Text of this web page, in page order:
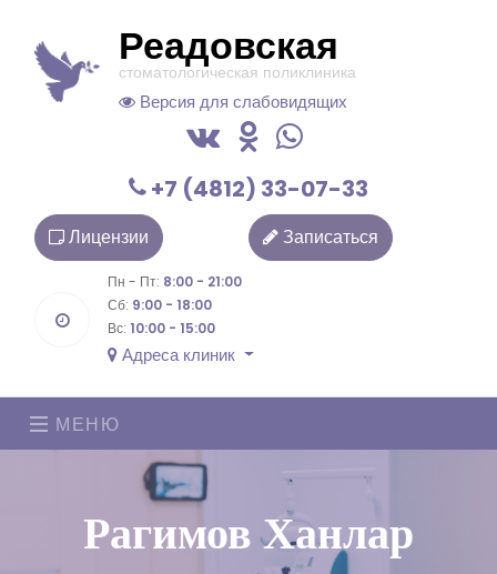
Реадовская
стоматологическая поликлиника
Версия для слабовидящих
+7 (4812) 33-07-33
Лицензии Записаться
Пн - Пт: 8:00 - 21:00
Сб: 9:00 - 18:00
Вс: 10:00 - 15:00
Адреса клиник
МЕНЮ
Рагимов Ханлар